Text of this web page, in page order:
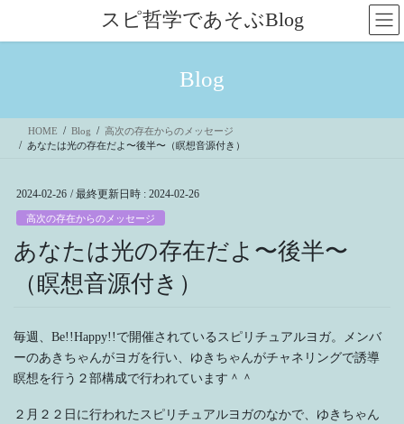
ス
ン
スピ哲学であそぶBlog
Blog
HOME Blog
高次の存在からのメッセージ
あなたは光の存在だよ〜後半〜（瞑想音源付き）
2024-02-26 / 最終更新日時 : 2024-02-26
高次の存在からのメッセージ
あなたは光の存在だよ〜後半〜
（瞑想音源付き）
毎週、Be!!Happy!!で開催されているスピリチュアルヨガ。メンバ
ーのあきちゃんがヨガを行い、ゆきちゃんがチャネリングで誘導
瞑想を行う２部構成で行われています＾＾
２月２２日に行われたスピリチュアルヨガのなかで、ゆきちゃん